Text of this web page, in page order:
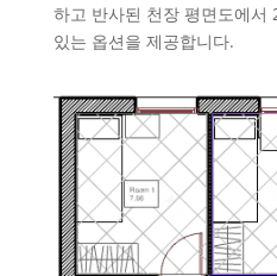
하고 반사된 천장 평면도에서
있는 옵션을 제공합니다.